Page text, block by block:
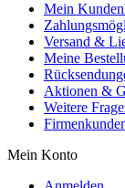
Mein
Versand &
Meine
Aktionen &
Weitere
Mein Konto